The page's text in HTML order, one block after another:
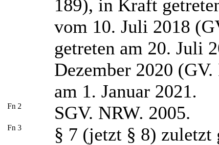
189), in Kraft
vom 10. Juli 2018
getreten am 20. Juli
Dezember 2020
am 1. Januar 2021.
Fn 2 SGV. NRW. 2005.
Fn 3
§ 7 (jetzt § 8) zuletzt